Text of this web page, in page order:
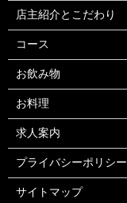
店主紹介とこだわり
コース
お飲み物
お料理
求人案内
プライバシーポリシー
サイトマップ